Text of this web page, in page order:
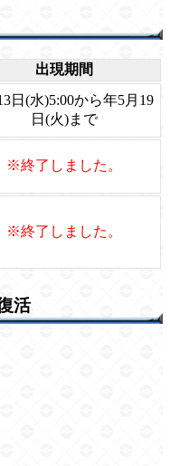
出現期間
日(水)5:00から年5月19
日(火)まで
※終了しました。
※終了しました。
活